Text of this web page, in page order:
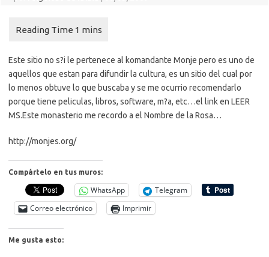
Este sitio no s?i le pertenece al komandante Monje pero es uno de
aquellos que estan para difundir la cultura, es un sitio del cual por
lo menos obtuve lo que buscaba y se me ocurrio recomendarlo
porque tiene peliculas, libros, software, m?a, etc…el link en LEER
MS.Este monasterio me recordo a el Nombre de la Rosa…
http://monjes.org/
Compártelo en tus muros:
WhatsApp
Telegram
Correo electrónico
Imprimir
Me gusta esto: